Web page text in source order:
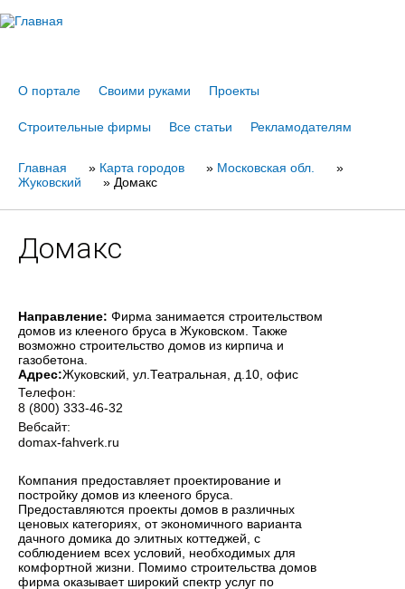
О портале Своими руками Проекты
Строительные фирмы Все статьи Рекламодателям
Вы
Главная » Карта городов » Московская обл.
»
Жуковский
» Домакс
Домакс
Направление: Фирма занимается строительством
домов из клееного бруса в Жуковском. Также
возможно строительство домов из кирпича и
газобетона.
Адрес:Жуковский , ул.Театральная, д.10, офис
Телефон:
8 (800) 333-46-32
Вебсайт:
domax-fahverk.ru
Компания предоставляет проектирование и
постройку домов из клееного бруса.
Предоставляются проекты домов в различных
ценовых категориях, от экономичного варианта
дачного домика до элитных коттеджей, с
соблюдением всех условий, необходимых для
комфортной жизни. Помимо строительства домов
фирма оказывает широкий спектр услуг по